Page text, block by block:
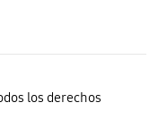
los derechos